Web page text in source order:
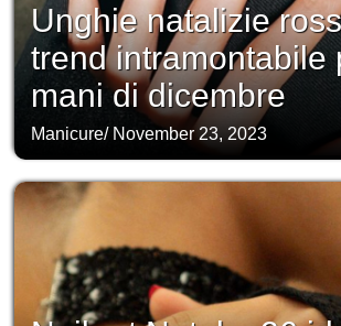
Unghie natalizie
trend intramontabile
mani di dicembre
Manicure/ November 23, 2023